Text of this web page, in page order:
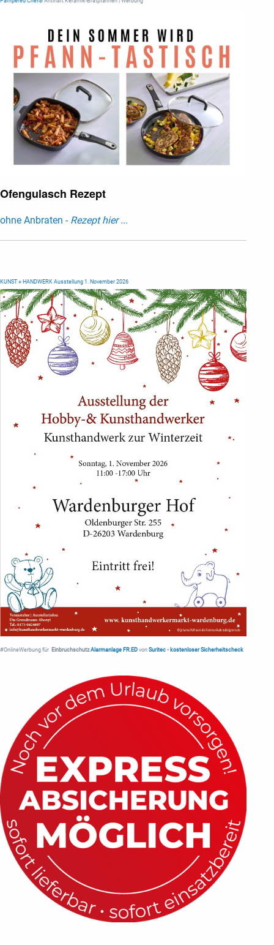
Ofengulasch Rezept
ohne Anbraten - Rezept hier ...
KUNST + HANDWERK Ausstellung 1. November 2026
#OnlineWerbung für Einbruchschutz Alarmanlage FR.ED von Suritec • kostenloser Sicherheitscheck